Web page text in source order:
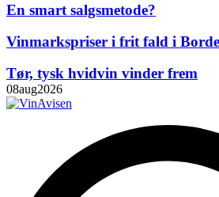
En smart salgsmetode?
Vinmarkspriser i frit fald i
Tør, tysk hvidvin vinder frem
08aug2026